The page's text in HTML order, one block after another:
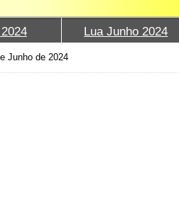
Lua Junho 2024
Junho de 2024